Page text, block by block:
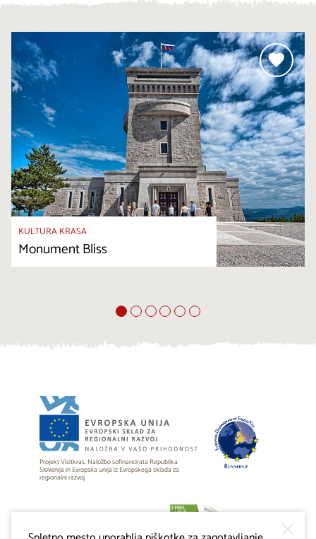
KULTURA KRASA
Monument Bliss
Projekt Visitkras. Naložbo sofinancirata Republika
Slovenija in Evropska unija iz Evropskega sklada za
regionalni razvoj.